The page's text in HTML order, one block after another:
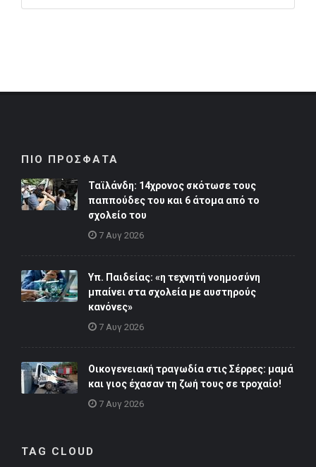
ΠΙΟ ΠΡΟΣΦΑΤΑ
Ταϊλάνδη: 14χρονος σκότωσε τους
παππούδες του και 6 άτομα από το
σχολείο του
7 Αυγ 2026
Υπ. Παιδείας: «η τεχνητή νοημοσύνη
μπαίνει στα σχολεία με αυστηρούς
κανόνες»
7 Αυγ 2026
Οικογενειακή τραγωδία στις Σέρρες: μαμά
και γιος έχασαν τη ζωή τους σε τροχαίο!
7 Αυγ 2026
TAG CLOUD